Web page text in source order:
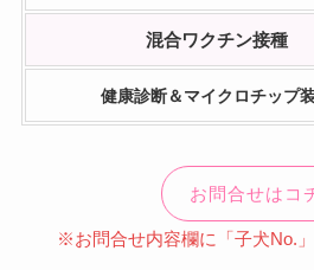
混合ワクチン接種
健康診断＆マイクロチップ
お問合せはコ
※お問合せ内容欄に「子犬No.」